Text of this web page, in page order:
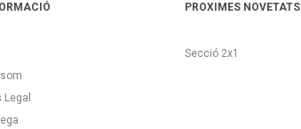
Legal
PROXIMES NOVETATS
Secció 2x1